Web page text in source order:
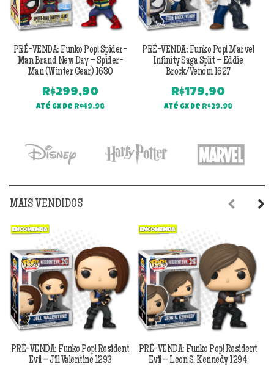
PRÉ-VENDA: Funko Pop! Spider-
Man Brand New Day – Spider-
Man (Winter Gear) 1630
R$299,90
Até 6x de R$49,98
PRÉ-VENDA: Funko Pop! Marvel
Infinity Saga Split – Eddie
Brock/Venom 1627
R$179,90
Até 6x de R$29,98
MAIS VENDIDOS
PRÉ-VENDA: Funko Pop! Resident
Evil – Jill Valentine 1293
PRÉ-VENDA: Funko Pop! Resident
Evil – Leon S. Kennedy 1294